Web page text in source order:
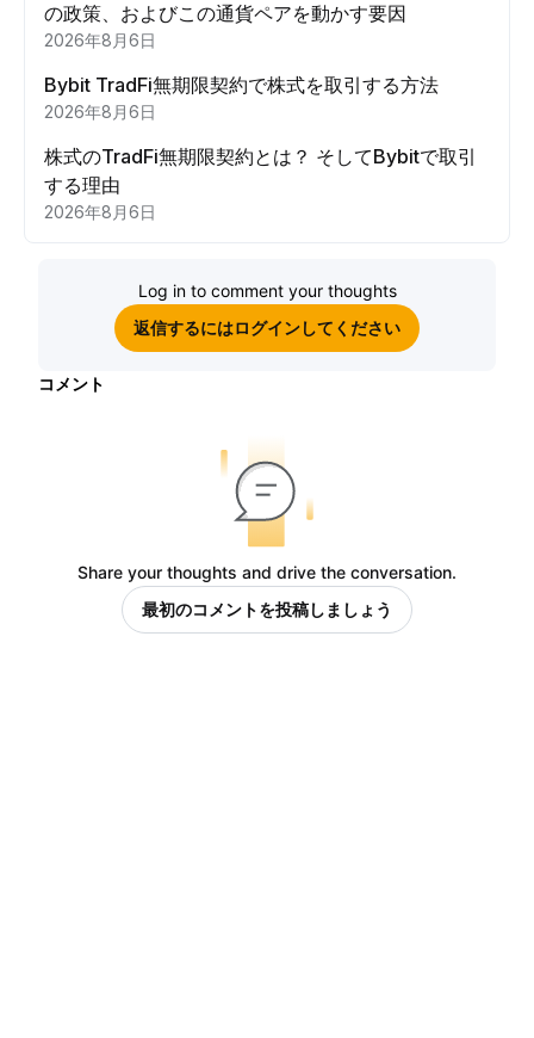
の政策、およびこの通貨ペアを動かす要因
2026年8月6日
Bybit TradFi無期限契約で株式を取引する方法
2026年8月6日
株式のTradFi無期限契約とは？ そしてBybitで取引
する理由
2026年8月6日
Log in to comment your thoughts
返信するにはログインしてください
コメント
Share your thoughts and drive the conversation.
最初のコメントを投稿しましょう